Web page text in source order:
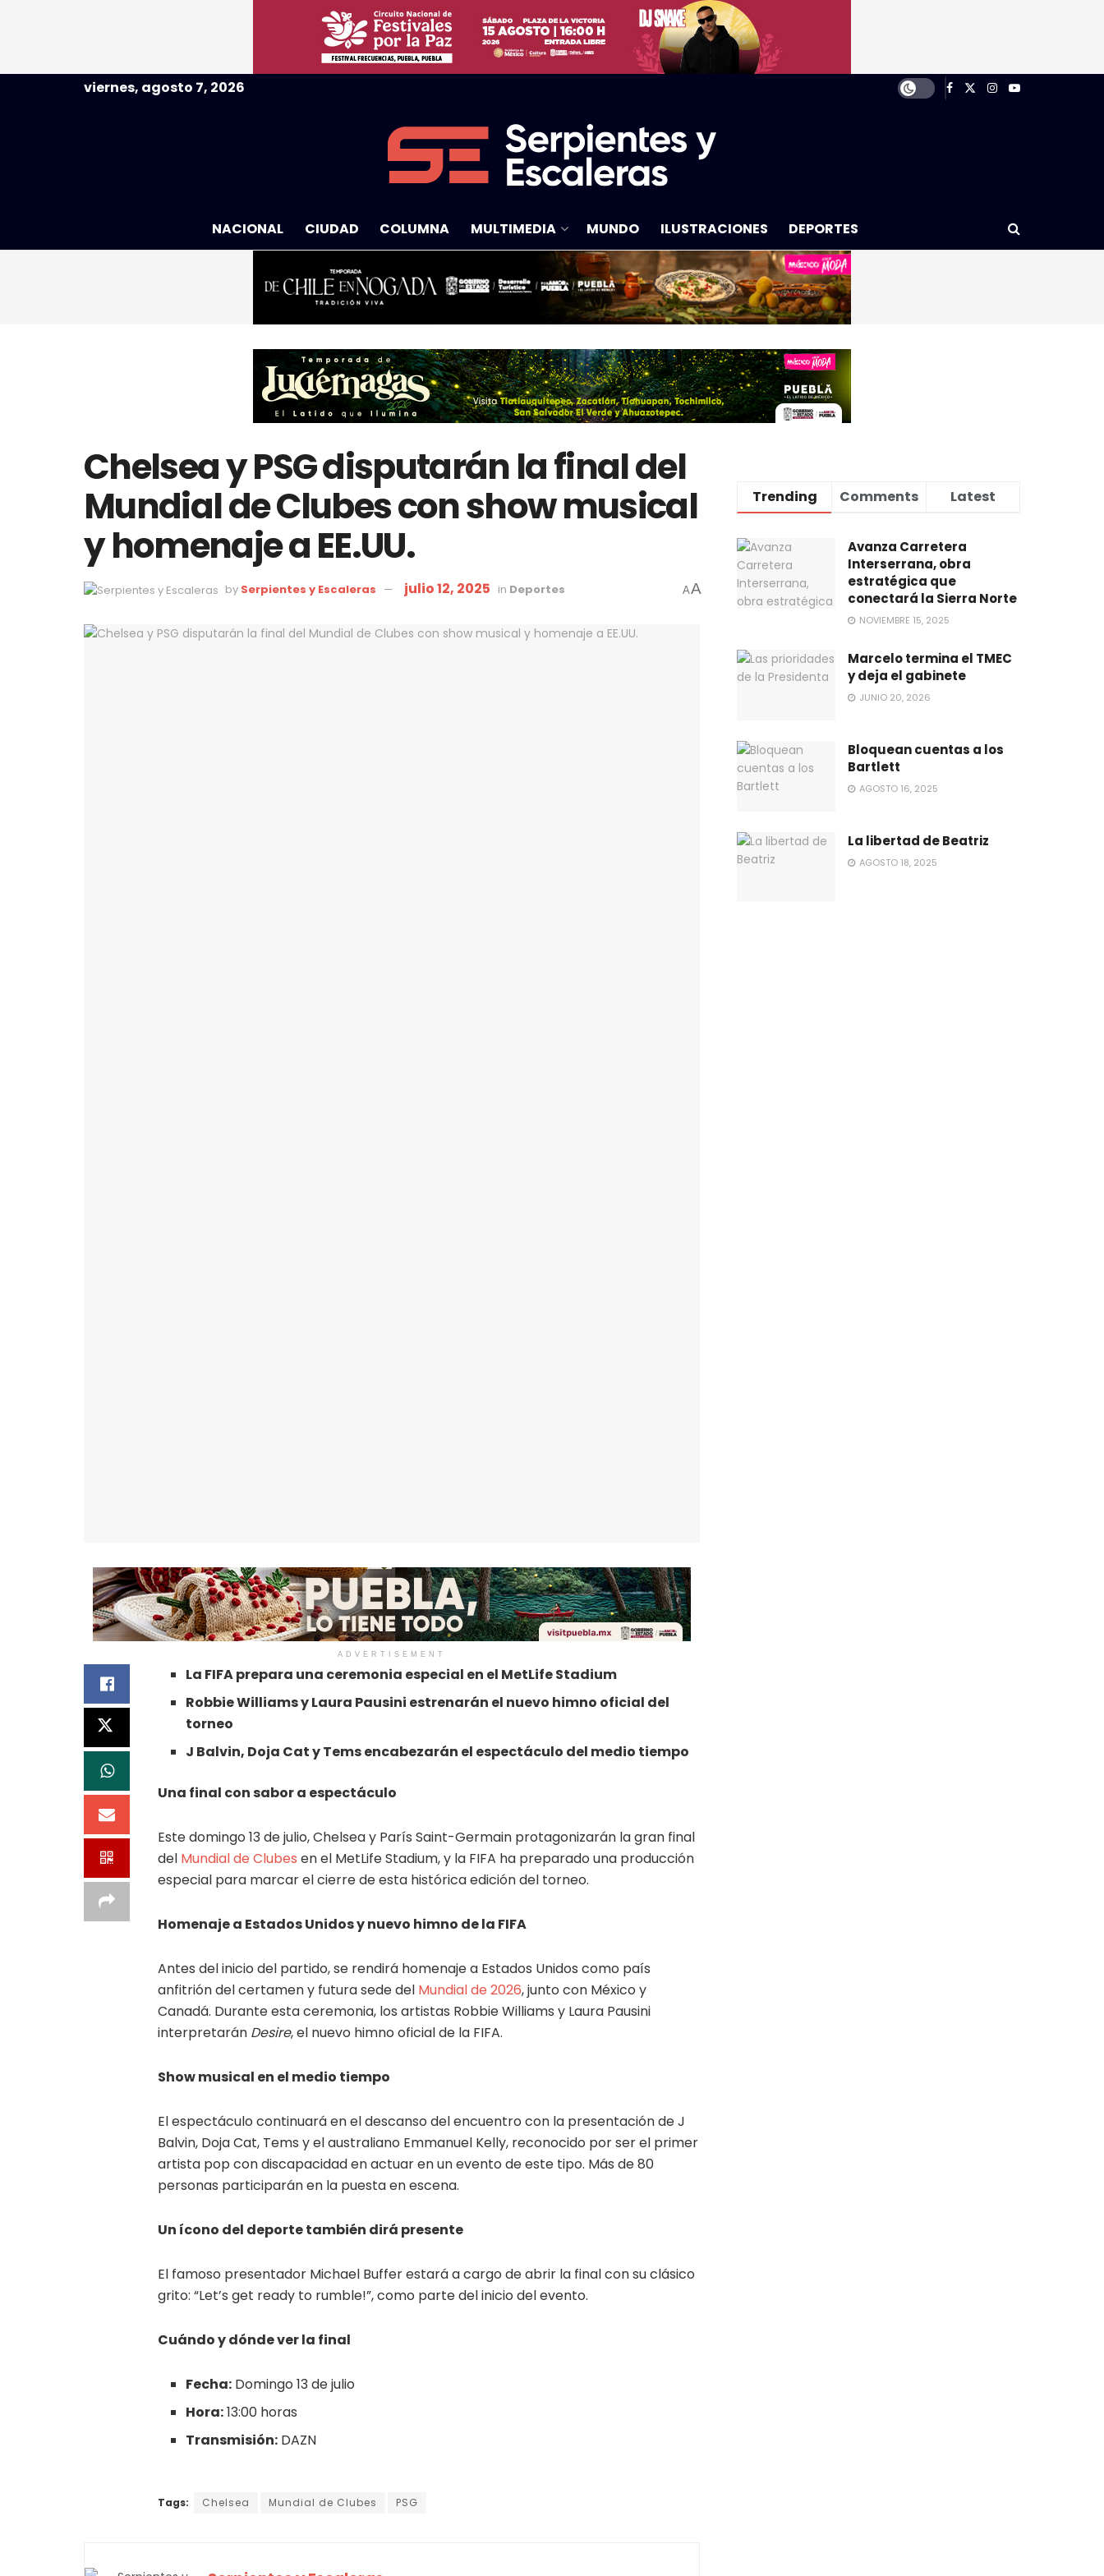
viernes, agosto 7, 2026
NACIONAL CIUDAD COLUMNA MULTIMEDIA MUNDO ILUSTRACIONES DEPORTES
Chelsea y PSG disputarán la final del
Mundial de Clubes con show musical
y homenaje a EE.UU.
by Serpientes y Escaleras julio 12, 2025 in Deportes AA
ADVERTISEMENT
La FIFA prepara una ceremonia especial en el MetLife Stadium
Robbie Williams y Laura Pausini estrenarán el nuevo himno oficial del
torneo
J Balvin, Doja Cat y Tems encabezarán el espectáculo del medio tiempo
Una final con sabor a espectáculo
Este domingo 13 de julio, Chelsea y París Saint-Germain protagonizarán la gran final
del Mundial de Clubes en el MetLife Stadium, y la FIFA ha preparado una producción
especial para marcar el cierre de esta histórica edición del torneo.
Homenaje a Estados Unidos y nuevo himno de la FIFA
Antes del inicio del partido, se rendirá homenaje a Estados Unidos como país
anfitrión del certamen y futura sede del Mundial de 2026, junto con México y
Canadá. Durante esta ceremonia, los artistas Robbie Williams y Laura Pausini
interpretarán Desire, el nuevo himno oficial de la FIFA.
Show musical en el medio tiempo
El espectáculo continuará en el descanso del encuentro con la presentación de J
Balvin, Doja Cat, Tems y el australiano Emmanuel Kelly, reconocido por ser el primer
artista pop con discapacidad en actuar en un evento de este tipo. Más de 80
personas participarán en la puesta en escena.
Un ícono del deporte también dirá presente
El famoso presentador Michael Buffer estará a cargo de abrir la final con su clásico
grito: “Let’s get ready to rumble!”, como parte del inicio del evento.
Cuándo y dónde ver la final
Fecha: Domingo 13 de julio
Hora:13:00 horas
Transmisión: DAZN
Tags: Chelsea Mundial de Clubes PSG
Trending Comments Latest
Avanza Carretera
Interserrana, obra
estratégica que
conectará la Sierra Norte
NOVIEMBRE 15, 2025
Marcelo termina el TMEC
y deja el gabinete
JUNIO 20, 2026
Bloquean cuentas a los
Bartlett
AGOSTO 16, 2025
La libertad de Beatriz
AGOSTO 18, 2025